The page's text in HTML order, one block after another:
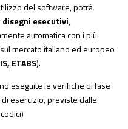
del software, potrà
esecutivi,
automatica con i più
mercato italiano ed europeo
ETABS).
eseguite le verifiche di fase
esercizio, previste dalle